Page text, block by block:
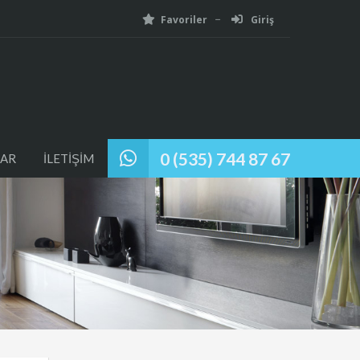
Favoriler Giriş
0 (535) 744 87 67
İLETİŞİM